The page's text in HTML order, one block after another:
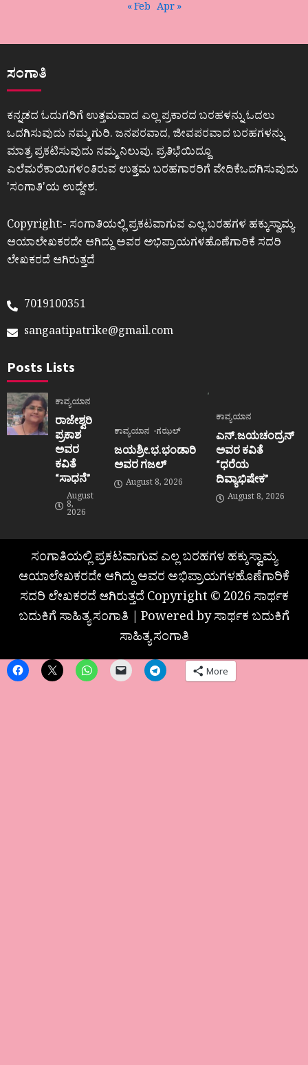
« Feb Apr »
ಸಂಗಾತಿ
ಕನ್ನಡದ ಓದುಗರಿಗೆ ಉತ್ತಮವಾದ ಎಲ್ಲ ಪ್ರಕಾರದ ಬರಹಳನ್ನು ಓದಲು
ಒದಗಿಸುವುದು ನಮ್ಮ ಗುರಿ. ಜನಪರವಾದ, ಜೀವಪರವಾದ ಬರಹಗಳನ್ನು
ಮಾತ್ರ ಪ್ರಕಟಿಸುವುದು ನಮ್ಮ ನಿಲುವು. ಪ್ರತಿಭೆಯಿದ್ದೂ
ಎಲೆಮರೆಕಾಯಿಗಳಂತಿರುವ ಉತ್ತಮ ಬರಹಗಾರರಿಗೆ ವೇದಿಕೆಒದಗಿಸುವುದು
ʼಸಂಗಾತಿʼಯ ಉದ್ದೇಶ.
Copyright:- ಸಂಗಾತಿಯಲ್ಲಿ ಪ್ರಕಟವಾಗುವ ಎಲ್ಲ ಬರಹಗಳ ಹಕ್ಕುಸ್ವಾಮ್ಯ
ಆಯಾಲೇಖಕರದೇ ಆಗಿದ್ದು ಅವರ ಅಭಿಪ್ರಾಯಗಳಹೊಣೆಗಾರಿಕೆ ಸದರಿ
ಲೇಖಕರದೆ ಆಗಿರುತ್ತದೆ
7019100351
sangaatipatrike@gmail.com
Posts Lists
ಕಾವ್ಯಯಾನ
ರಾಜೇಶ್ವರಿ
ಪ್ರಕಾಶ
ಅವರ
ಕವಿತೆ
“ಸಾಧನೆ”
August
8,
2026
ಕಾವ್ಯಯಾನ ಗಝಲ್
ಜಯಶ್ರೀ.ಭ.ಭಂಡಾರಿ
ಅವರ ಗಜಲ್
August 8, 2026
ಕಾವ್ಯಯಾನ
ಎನ್.ಜಯಚಂದ್ರನ್
ಅವರ ಕವಿತೆ
“ಧರೆಯ
ದಿವ್ಯಾಭಿಷೇಕ”
August 8, 2026
ಸಂಗಾತಿಯಲ್ಲಿ ಪ್ರಕಟವಾಗುವ ಎಲ್ಲ ಬರಹಗಳ ಹಕ್ಕುಸ್ವಾಮ್ಯ
ಆಯಾಲೇಖಕರದೇ ಆಗಿದ್ದು ಅವರ ಅಭಿಪ್ರಾಯಗಳಹೊಣೆಗಾರಿಕೆ
ಸದರಿ ಲೇಖಕರದೆ ಆಗಿರುತ್ತದೆ Copyright © 2026 ಸಾರ್ಥಕ
ಬದುಕಿಗೆ ಸಾಹಿತ್ಯ ಸಂಗಾತಿ | Powered by ಸಾರ್ಥಕ ಬದುಕಿಗೆ
ಸಾಹಿತ್ಯ ಸಂಗಾತಿ
More